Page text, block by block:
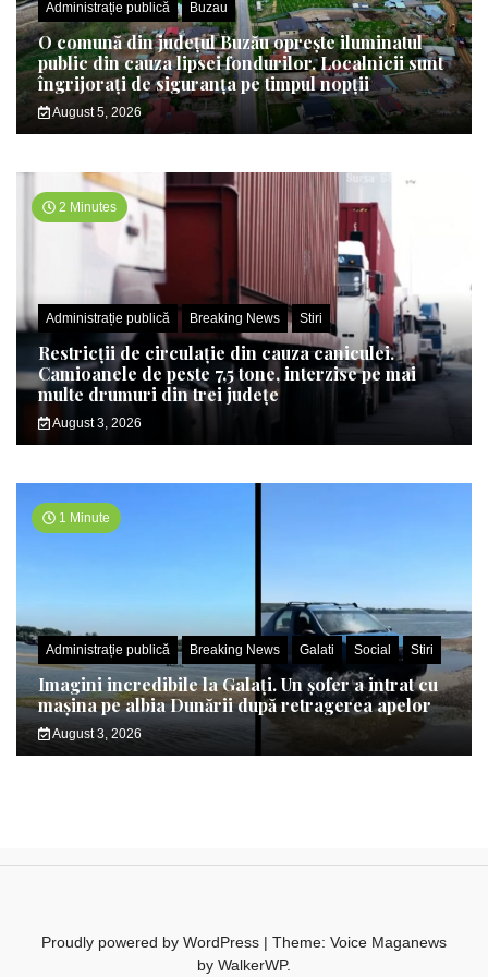
Administrație publică Buzau
O comună din județul Buzău oprește iluminatul
public din cauza lipsei fondurilor. Localnicii sunt
îngrijorați de siguranța pe timpul nopții
August 5, 2026
2 Minutes
Administrație publică Breaking News Stiri
Restricții de circulație din cauza caniculei.
Camioanele de peste 7,5 tone, interzise pe mai
multe drumuri din trei județe
August 3, 2026
1 Minute
Administrație publică Breaking News Galati Social Stiri
Imagini incredibile la Galați. Un șofer a intrat cu
mașina pe albia Dunării după retragerea apelor
August 3, 2026
Proudly powered by WordPress | Theme: Voice Maganews
by WalkerWP.